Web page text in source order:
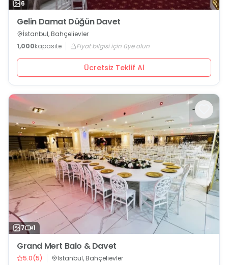
6
Gelin Damat Düğün Davet
İstanbul, Bahçelievler
1,000kapasite Fiyat bilgisi için üye olun
Ücretsiz Teklif Al
7 1
Grand Mert Balo & Davet
5.0(5)
İstanbul, Bahçelievler